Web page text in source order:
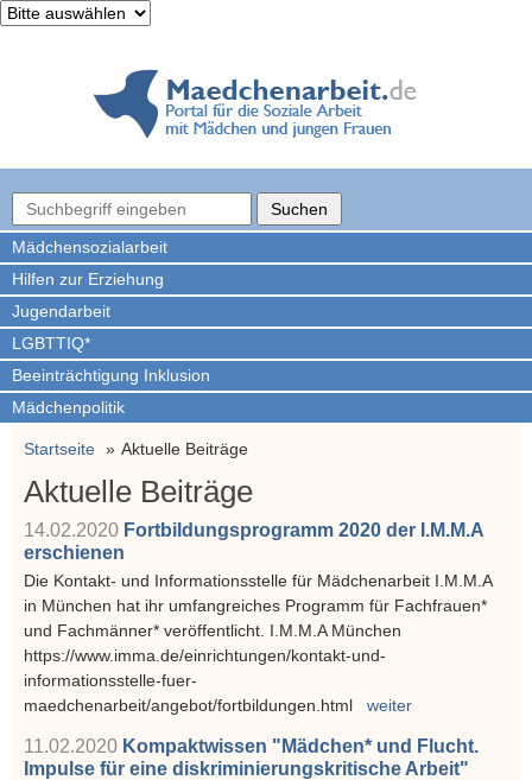
Mädchen­sozialarbeit
Hilfen zur Erziehung
Jugendarbeit
LGBTTIQ*
Beeinträchtigung Inklusion
Mädchenpolitik
Startseite Aktuelle Beiträge
Aktuelle Beiträge
14.02.2020 Fortbildungsprogramm 2020 der I.M.M.A
erschienen
Die Kontakt- und Informationsstelle für Mädchenarbeit I.M.M.A
in München hat ihr umfangreiches Programm für Fachfrauen*
und Fachmänner* veröffentlicht. I.M.M.A München
https://www.imma.de/einrichtungen/kontakt-und-
informationsstelle-fuer-
maedchenarbeit/angebot/fortbildungen.html weiter
11.02.2020 Kompaktwissen "Mädchen* und Flucht.
Impulse für eine diskriminierungskritische Arbeit"